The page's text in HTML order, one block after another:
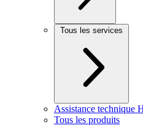
Tous les services
Assistance technique
Tous les produits